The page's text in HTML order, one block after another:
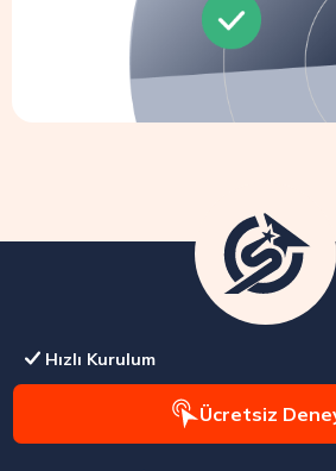
Hızlı Kurulum
Ücretsiz